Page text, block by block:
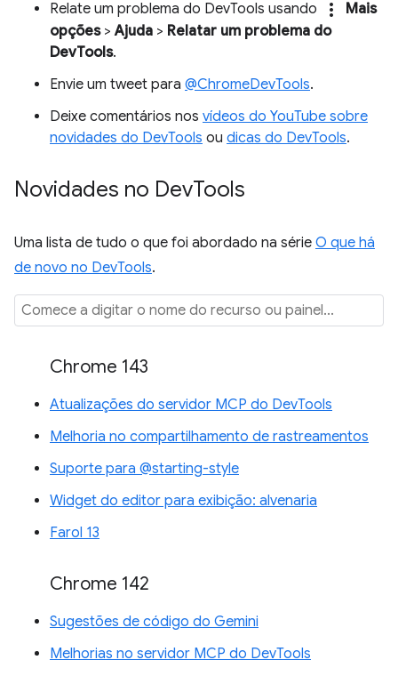
Relate um problema do DevTools usando
more_vert
Mais
opções>Ajuda > Relatar um problema do
DevTools.
Envie um tweet para @ChromeDevTools.
Deixe comentários nos vídeos do YouTube sobre
novidades do DevTools ou dicas do DevTools.
Novidades no DevTools
Uma lista de tudo o que foi abordado na série O que há
de novo no DevTools.
Chrome 143
Atualizações do servidor MCP do DevTools
Melhoria no compartilhamento de rastreamentos
Suporte para @starting-style
Widget do editor para exibição: alvenaria
Farol 13
Chrome 142
Sugestões de código do Gemini
Melhorias no servidor MCP do DevTools